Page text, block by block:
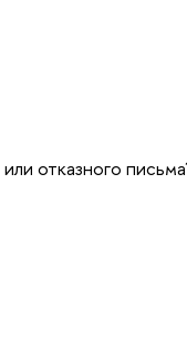
отказного